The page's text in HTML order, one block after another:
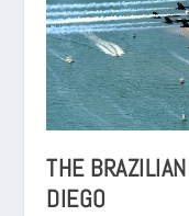
THE
DIEGO